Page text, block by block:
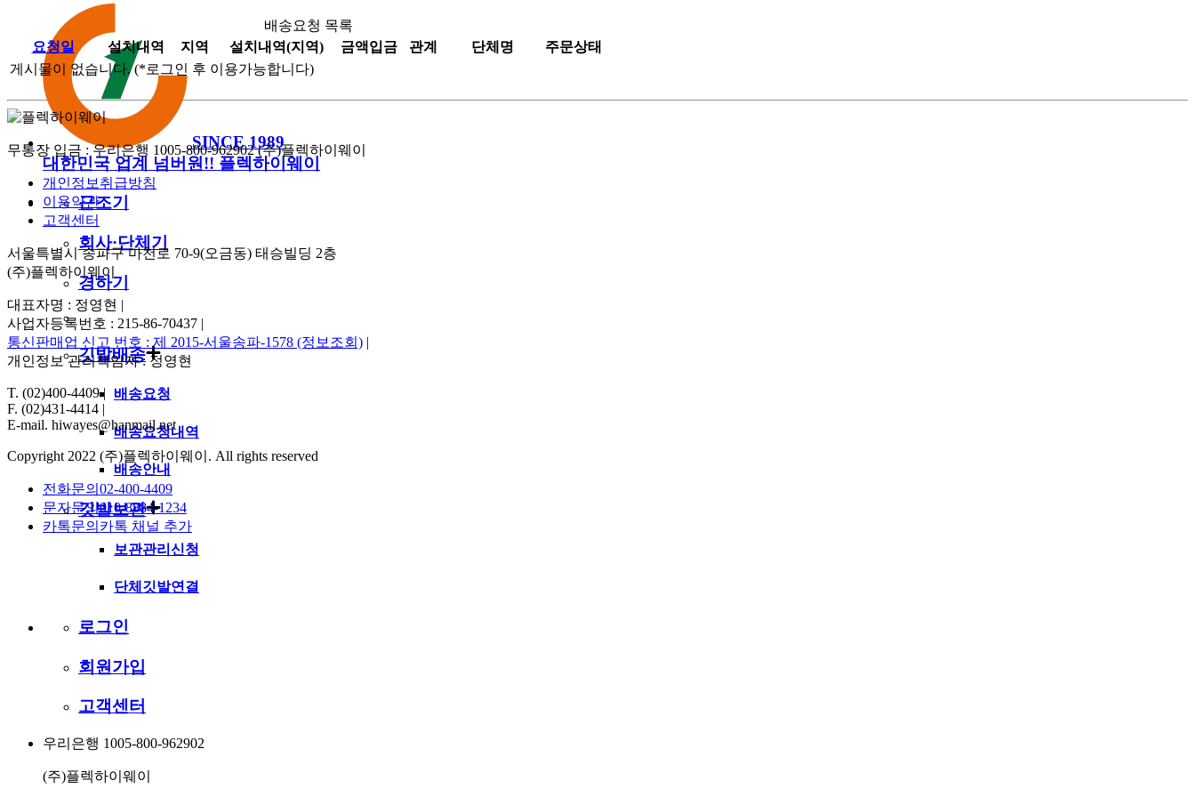
SINCE 1989
대한민국 업계 넘버원!! 플렉하이웨이
근조기
회사·단체기
경하기
깃발배송
배송요청
배송요청내역
배송안내
깃발보관
보관관리신청
단체깃발연결
로그인
회원가입
고객센터
우리은행 1005-800-962902
(주)플렉하이웨이
배송요청 목록
요청일
설치내역 지역 설치내역(지역) 금액입금 관계 단체명
주문상태
게시물이 없습니다.(*로그인 후 이용가능합니다)
무통장 입금 : 우리은행 1005-800-962902 (주)플렉하이웨이
개인정보취급방침
이용약관
고객센터
서울특별시 송파구 마천로 70-9(오금동) 태승빌딩 2층
(주)플렉하이웨이
대표자명 : 정영현 |
사업자등록번호 : 215-86-70437 |
통신판매업 신고 번호 : 제 2015-서울송파-1578 (정보조회) |
개인정보 관리책임자 : 정영현
T. (02)400-4409|
F. (02)431-4414 |
E-mail. hiwayes@hanmail.net
Copyright 2022 (주)플렉하이웨이. All rights reserved
전화문의 02-400-4409
문자문의010-8884-1234
카톡문의 카톡 채널 추가